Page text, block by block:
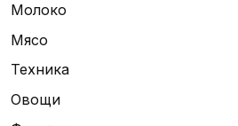
Молоко
Мясо
Техника
Овощи